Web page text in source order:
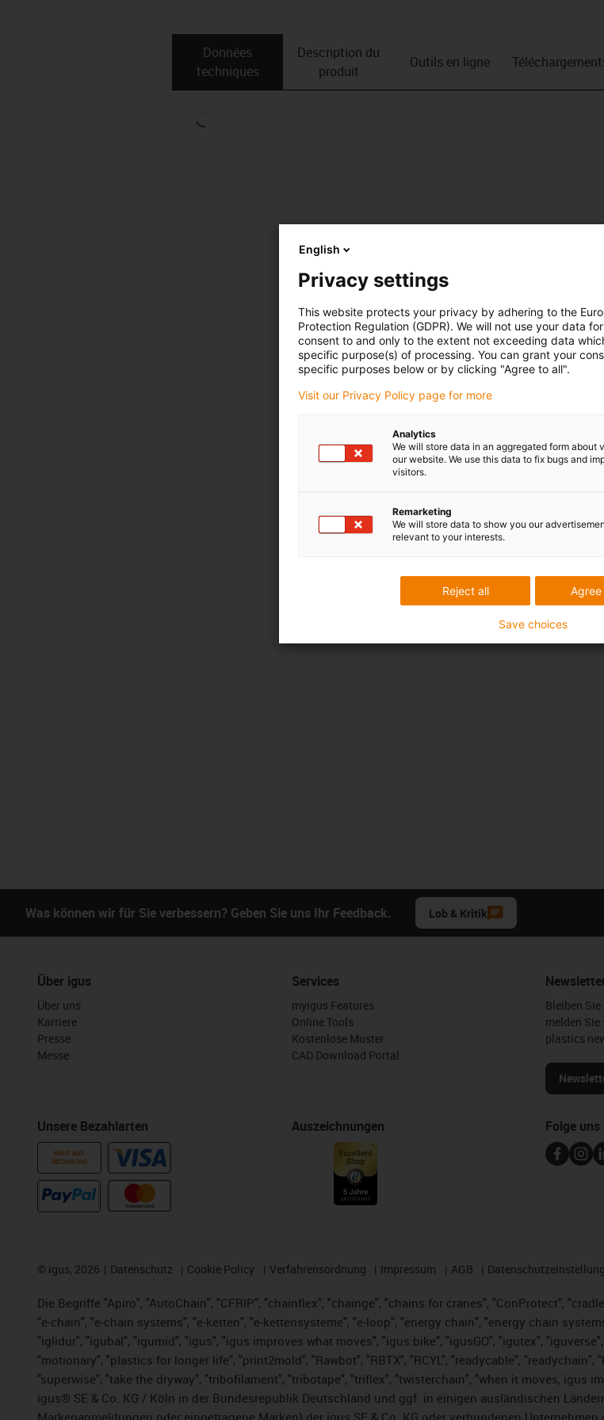
Données
techniques
Description du
produit
Outils en ligne
Was können wir für Sie verbessern? Geben Sie uns Ihr Feedback. Lob & Kritik
Über igus
Über uns
Karriere
Presse
Messe
Unsere Bezahlarten
KAUF AUF
RECHNUNG
Services
myigus Features
Online Tools
Kostenlose Muster
CAD Download Portal
Auszeichnungen
Bleiben
melden
plastics
Folge
© igus, 2026 Datenschutz Cookie Policy Verfahrensordnung Impressum AGB
Die Begriffe "Apiro", "AutoChain", "CFRIP", "chainflex", "chainge", "chains for cranes", "ConProtect",
"e-chain", "e-chain systems", "e-ketten", "e-kettensysteme", "e-loop", "energy chain", "energy chain
"iglidur", "igubal", "igumid", "igus", "igus improves what moves", "igus:bike", "igusGO", "igutex",
"motionary", "plastics for longer life", "print2mold", "Rawbot", "RBTX", "RCYL", "readycable", "readychain",
"superwise", "take the dryway", "tribofilament", "tribotape", "triflex", "twisterchain", "when it moves, igus
igus® SE & Co. KG / Köln in der Bundesrepublik Deutschland und ggf. in einigen ausländischen
Markenanmeldungen oder eingetragene Marken) der igus SE & Co. KG oder verbundenen
English
Privacy settings
This website protects your privacy by adhering to the
Protection Regulation (GDPR). We will not use your data
consent to and only to the extent not exceeding data
specific purpose(s) of processing. You can grant your
specific purposes below or by clicking "Agree to all".
Visit our Privacy Policy page for more
Analytics
We will store data in an aggregated form about
our website. We use this data to fix bugs and
visitors.
Remarketing
We will store data to show you our
relevant to your interests.
Reject all
Save choices